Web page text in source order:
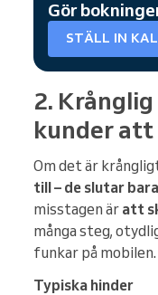
Gör
STÄLL IN
2.
kunder att
Om det är
till – de slutar
misstagen är att
många steg,
funkar på mobilen.
Typiska hinder